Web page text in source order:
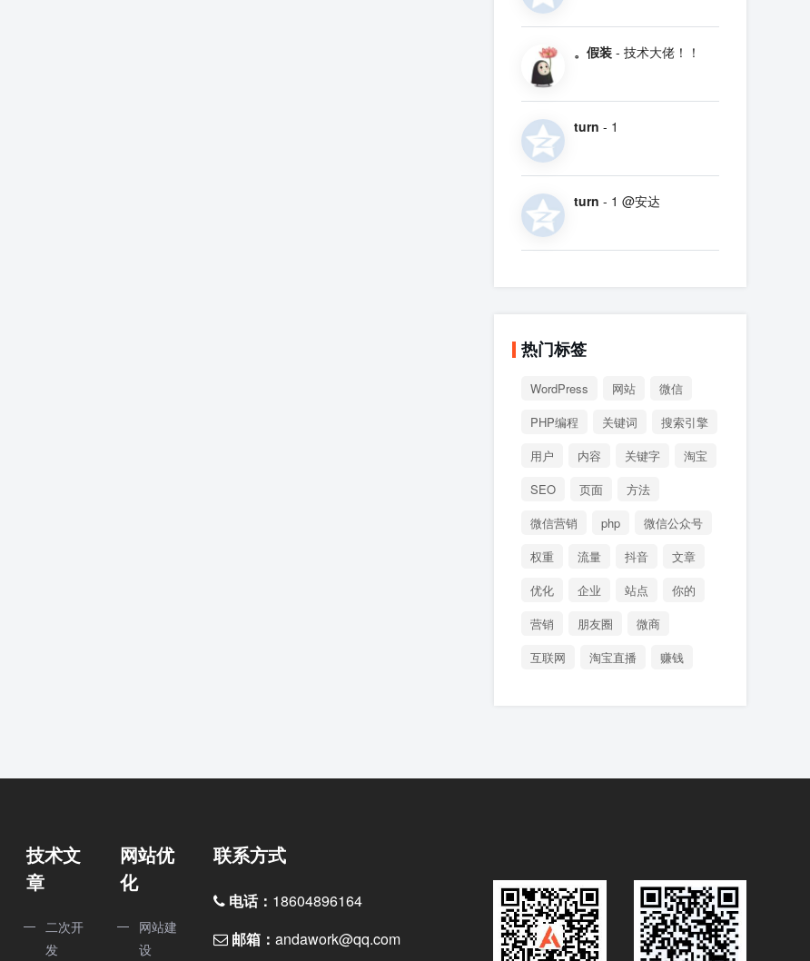
。假装- 技术大佬！！
turn - 1
turn - 1 @安达
热门标签
WordPress 网站
微信
PHP编程
关键词
搜索引擎
用户
内容 关键字
淘宝
SEO
页面
方法
微信营销
php
微信公众号
权重
流量 抖音
文章
优化
企业 站点
你的
营销
朋友圈
微商
互联网
淘宝直播 赚钱
技术文
章
二次开
发
网站优
化
网站建
设
联系方式
电话： 18604896164
邮箱： andawork@qq.com